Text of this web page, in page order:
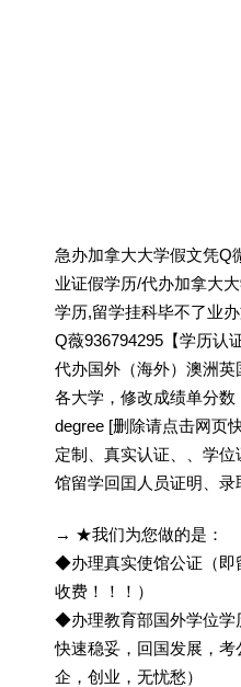
急办加拿大大学假文凭Q
业证假学历/代办加拿大
学历,留学挂科毕不了业
Q薇936794295【学历认
代办国外（海外）澳洲
各大学，修改成绩单分数
degree [删除请点击网页
定制、真实认证、、学
馆留学回囯人员证明、录
→ ★我们为您做的是：
◆办理真实使馆公证（即
收费！！！）
◆办理教育部国外学位学
快速稳妥，回国发展，
企，创业，无忧愁）